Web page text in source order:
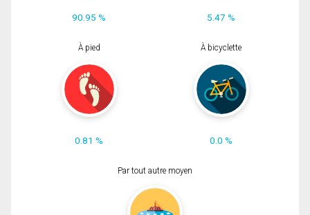
90.95 % 5.47 %
À pied
0.81 %
À bicyclette
0.0 %
Par tout autre moyen